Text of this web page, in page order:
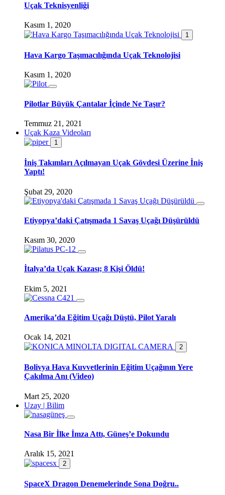
Uçak Teknisyenliği
Kasım 1, 2020
1
Hava Kargo Taşımacılığında Uçak Teknolojisi
Kasım 1, 2020
Pilotlar Büyük Çantalar İçinde Ne Taşır?
Temmuz 21, 2021
Uçak Kaza Videoları
1
İniş Takımları Açılmayan Uçak Gövdesi Üzerine İniş
Yaptı!
Şubat 29, 2020
Etiyopya’daki Çatışmada 1 Savaş Uçağı Düşürüldü
Kasım 30, 2020
İtalya’da Uçak Kazası; 8 Kişi Öldü!
Ekim 5, 2021
Amerika’da Eğitim Uçağı Düştü, Pilot Yaralı
Ocak 14, 2021
2
Bolivya Hava Kuvvetlerinin Eğitim Uçağının Yere
Çakılma Anı (Video)
Mart 25, 2020
Uzay | Bilim
Nasa Bir İlke İmza Attı, Güneş’e Dokundu
Aralık 15, 2021
2
SpaceX Dragon Denemelerinde Sona Doğru..